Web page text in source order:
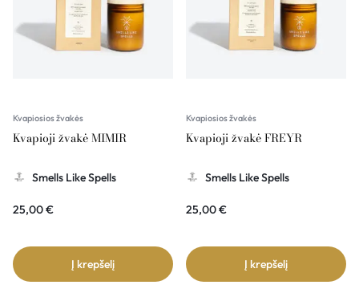
Kvapiosios žvakės
Kvapioji žvakė MIMIR
Smells Like Spells
25,00€
Į krepšelį
Kvapiosios žvakės
Kvapioji žvakė FREYR
Smells Like Spells
25,00€
Į krepšelį